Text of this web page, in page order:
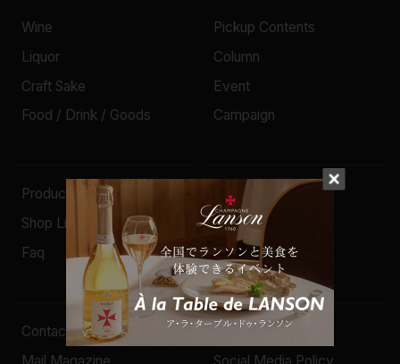
Wine
Liquor
Craft Sake
Food / Drink / Goods
Pickup Contents
Column
Event
Campaign
Producer
Shop List
Faq
Company
News
Recruit
Contact
Privacy Policy